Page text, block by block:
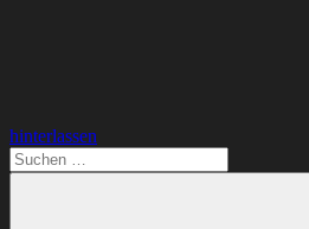
hinterlassen
Suchen
nach: